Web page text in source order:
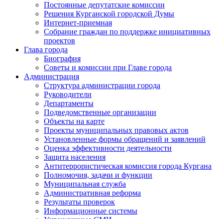
Постоянные депутатские комиссии
Решения Курганской городской Думы
Интернет-приемная
Собрание граждан по поддержке инициативных
проектов
Глава города
Биография
Советы и комиссии при Главе города
Администрация
Структура администрации города
Руководители
Департаменты
Подведомственные организации
Объекты на карте
Проекты муниципальных правовых актов
Установленные формы обращений и заявлений
Оценка эффективности деятельности
Защита населения
Антитеррористическая комиссия города Кургана
Полномочия, задачи и функции
Муниципальная служба
Административная реформа
Результаты проверок
Информационные системы